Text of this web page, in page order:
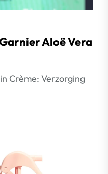
Aloë Vera
Crème: Verzorging